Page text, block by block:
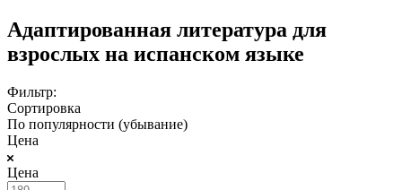
Адаптированная литература для
взрослых на испанском языке
Фильтр:
Сортировка
По популярности (убывание)
Цена
Цена